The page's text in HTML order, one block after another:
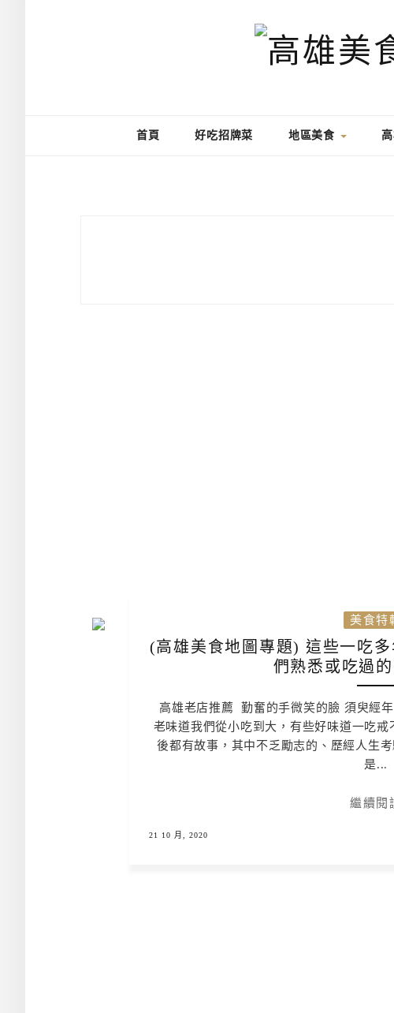
首頁 好吃招牌菜 地區美食
美食特
(高雄美食地圖專題) 這些一吃
們熟悉或吃過
高雄老店推薦 勤奮的手微笑的臉 須臾經
老味道我們從小吃到大，有些好味道一吃
後都有故事，其中不乏勵志的、歷經人生
是...
繼續閱
21 10 月, 2020